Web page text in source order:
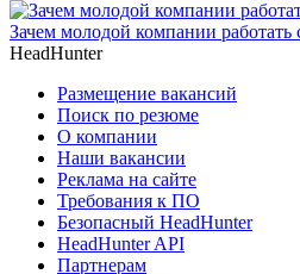
Зачем молодой компании работать
HeadHunter
Размещение вакансий
Поиск по резюме
О компании
Наши вакансии
Реклама на сайте
Требования к ПО
Безопасный HeadHunter
HeadHunter API
Партнерам